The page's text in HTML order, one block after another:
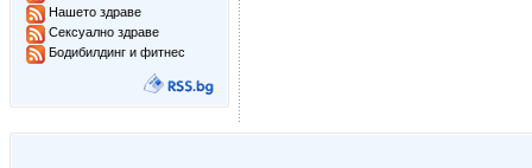
Нашето здраве
Сексуално здраве
Бодибилдинг и фитнес